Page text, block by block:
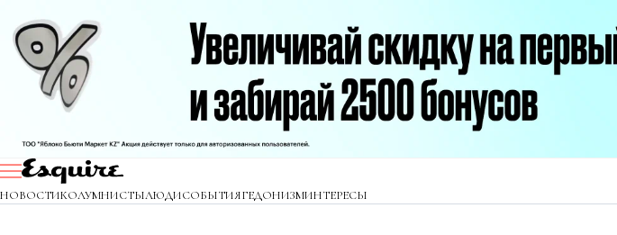
НОВОСТИКОЛУМНИСТЫЛЮДИСОБЫТИЯГЕДОНИЗМИНТЕРЕСЫ